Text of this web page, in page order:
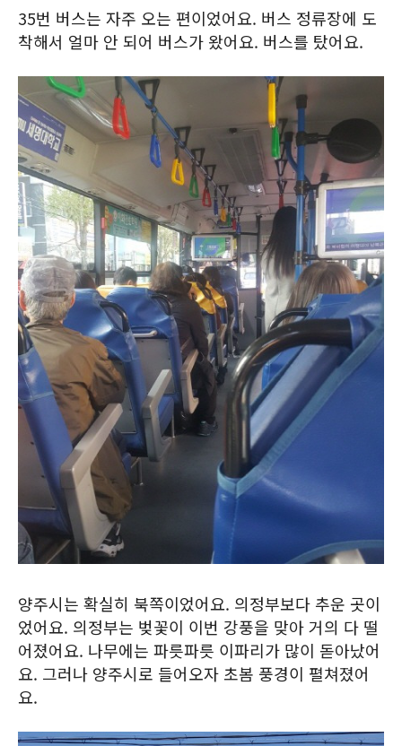
35번 버스는 자주 오는 편이었어요. 버스 정류장에 도
착해서 얼마 안 되어 버스가 왔어요. 버스를 탔어요.
양주시는 확실히 북쪽이었어요. 의정부보다 추운 곳이
었어요. 의정부는 벚꽃이 이번 강풍을 맞아 거의 다 떨
어졌어요. 나무에는 파릇파릇 이파리가 많이 돋아났어
요. 그러나 양주시로 들어오자 초봄 풍경이 펼쳐졌어
요.